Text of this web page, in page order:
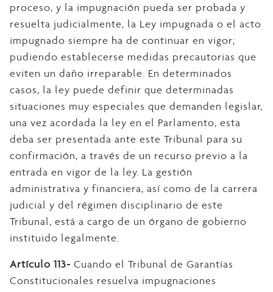
proceso, y la impugnación pueda ser probada y
resuelta judicialmente, la Ley impugnada o el acto
impugnado siempre ha de continuar en vigor;
pudiendo establecerse medidas precautorias que
eviten un daño irreparable. En determinados
casos, la ley puede definir que determinadas
situaciones muy especiales que demanden legislar,
una vez acordada la ley en el Parlamento, esta
deba ser presentada ante este Tribunal para su
confirmación, a través de un recurso previo a la
entrada en vigor de la ley. La gestión
administrativa y financiera, así como de la carrera
judicial y del régimen disciplinario de este
Tribunal, está a cargo de un órgano de gobierno
instituido legalmente.
Artículo 113- Cuando el Tribunal de Garantías
Constitucionales resuelva impugnaciones